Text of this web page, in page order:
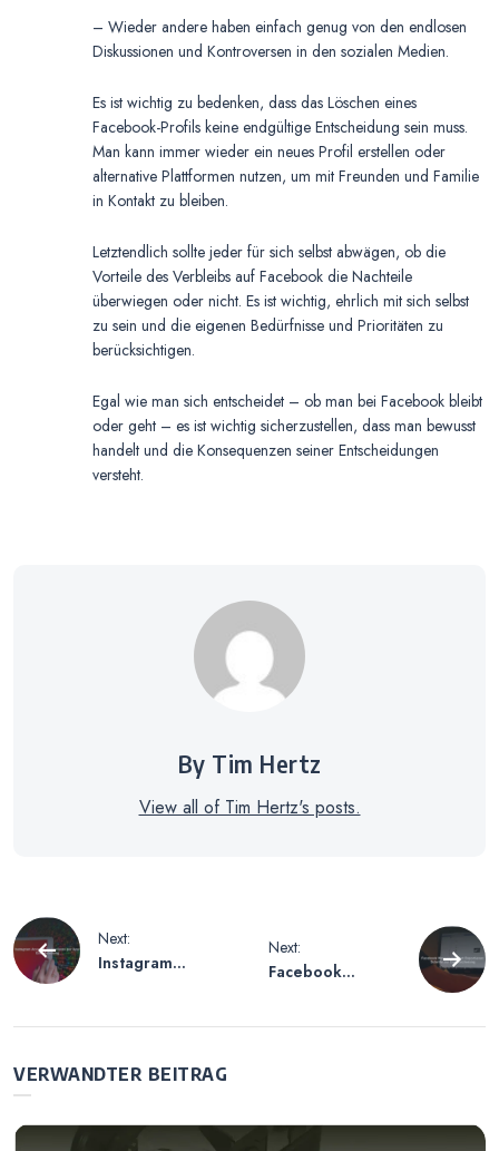
– Wieder andere haben einfach genug von den endlosen
Diskussionen und Kontroversen in den sozialen Medien.
Es ist wichtig zu bedenken, dass das Löschen eines
Facebook-Profils keine endgültige Entscheidung sein muss.
Man kann immer wieder ein neues Profil erstellen oder
alternative Plattformen nutzen, um mit Freunden und Familie
in Kontakt zu bleiben.
Letztendlich sollte jeder für sich selbst abwägen, ob die
Vorteile des Verbleibs auf Facebook die Nachteile
überwiegen oder nicht. Es ist wichtig, ehrlich mit sich selbst
zu sein und die eigenen Bedürfnisse und Prioritäten zu
berücksichtigen.
Egal wie man sich entscheidet – ob man bei Facebook bleibt
oder geht – es ist wichtig sicherzustellen, dass man bewusst
handelt und die Konsequenzen seiner Entscheidungen
versteht.
By Tim Hertz
View all of Tim Hertz's posts.
Beitragsnavigation
Next:
Instagram
Next:
Facebook
VERWANDTER BEITRAG